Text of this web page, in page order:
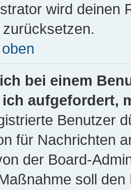
wird deinen
bei einem
aufgefordert,
Benutzer
für Nachrichten
der Board-
soll